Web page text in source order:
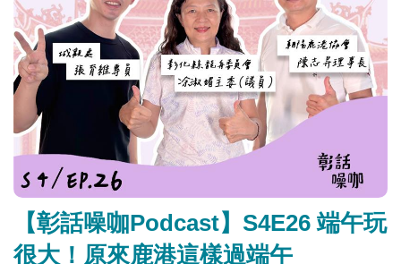
100元） +療癒胖打君娃娃 一 隻 ⭐ 共15個得獎名額，其中3
個名額為頭號粉絲專屬！ 📅 活動時間 即日起至
2026/8/23（日）23:59 止 📢 得獎公告 2026/9/1（一）前公
布於本專頁 ━━━━━━━━━━━━━ 同步宣告🐼【功
夫熊貓集章任務】別忘記囉! 📅 任務期間 2026/6/6（六）～
2026/8/23（日） 📍 指定集章地點 ▪ 鹿港公會堂 ▪ 桂花巷藝
術村 ▪ 舊鹿港溪 跟著阿波前往指定地點，透過「愛玩彰化」
官方 LINE 掃描任兩處 QR Code，即可完成集章任務，一
起守護鹿港！ 完成任務還有機會抽中： ✨ iPhone 17 ✨
獎值超過 10 萬元！ 這個夏天，跟著阿波一起練功、集章、
賞燈、拍美照， 把大獎帶回家！ 行程懶人包也幫你安排好
【彰話噪咖Podcast】S4E26 端午玩
很大！原來鹿港這樣過端午